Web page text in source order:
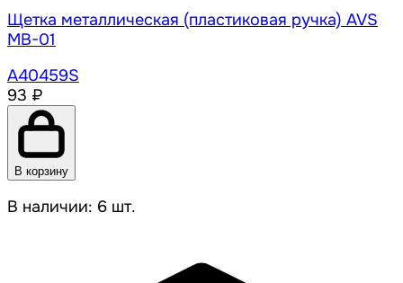
Щетка металлическая (пластиковая ручка) AVS
MB-01
A40459S
93 ₽
В корзину
В наличии: 6 шт.